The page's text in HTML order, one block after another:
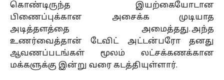
கொண்டிருந்த இயற்கையோடான
பிணைப்புக்கான அசைக்க முடியாத
அடித்தளத்தை அமைத்தது. அந்த
உணர்வைத்தான் டேவிட் அட்டன்பரோ தனது
ஆவணப்படங்கள் மூலம் லட்சக்கணக்கான
மக்களுக்கு இன்று வரை கடத்தியுள்ளார்.